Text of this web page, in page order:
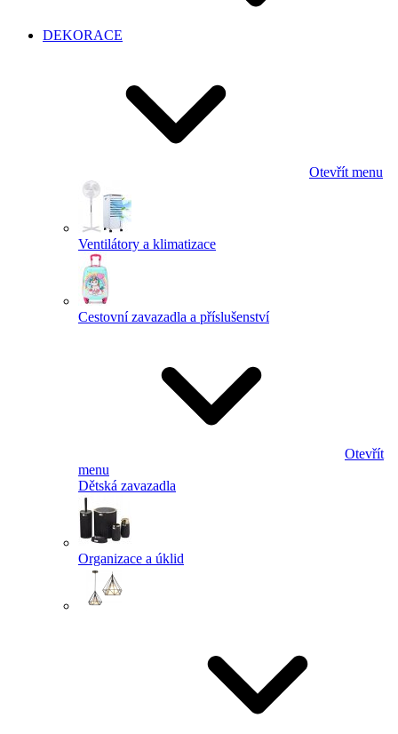
DEKORACE
Otevřít menu
Ventilátory a klimatizace
Cestovní zavazadla a příslušenství
Otevřít
menu
Dětská zavazadla
Organizace a úklid